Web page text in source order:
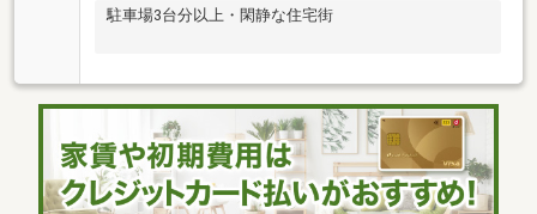
駐車場3台分以上・閑静な住宅街